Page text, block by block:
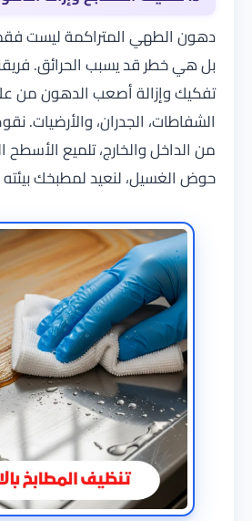
دهون الطهي المتراكمة ليست
بل هي خطر قد يسبب الحرائق.
تفكيك وإزالة أصعب الدهون من
الشفاطات، الجدران، والأرضيات.
من الداخل والخارج، تلميع الأسطح
حوض الغسيل، لنعيد لمطبخك بيئته